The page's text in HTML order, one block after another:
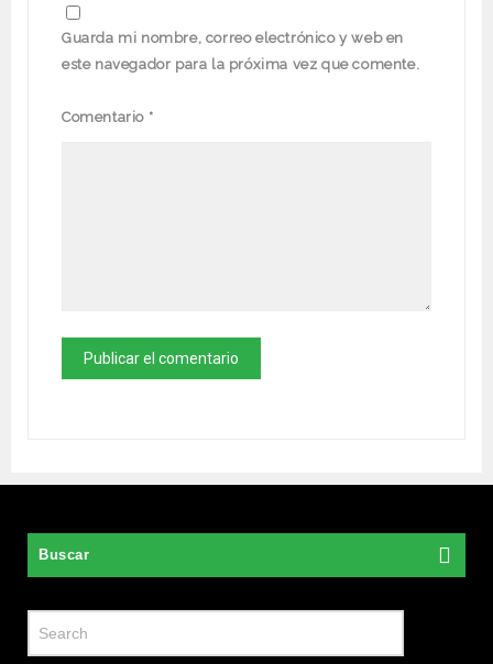
Guarda mi nombre, correo electrónico y web en
este navegador para la próxima vez que comente.
Comentario *
Buscar